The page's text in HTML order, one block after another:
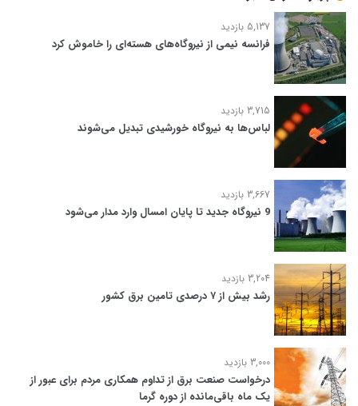
5,137 بازدید
فرانسه نیمی از نیروگاه‌های هسته‌ای را خاموش کرد
3,715 بازدید
لباس‌ها به نیروگاه خورشیدی تبدیل می‌شوند
3,667 بازدید
9 نیروگاه جدید تا پایان امسال وارد مدار می‌شود
3,204 بازدید
رشد بیش از ۷ درصدی تامین برق کشور
3,000 بازدید
درخواست صنعت برق از تداوم همکاری مردم برای عبور از
یک ماه باقی‌مانده از دوره گرما